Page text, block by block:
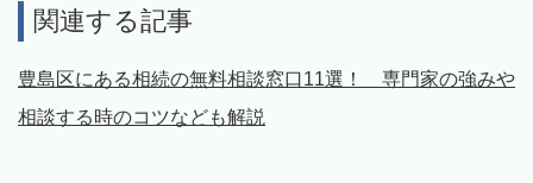
関連する記事
豊島区にある相続の無料相談窓口11選！ 専門家の強みや
相談する時のコツなども解説